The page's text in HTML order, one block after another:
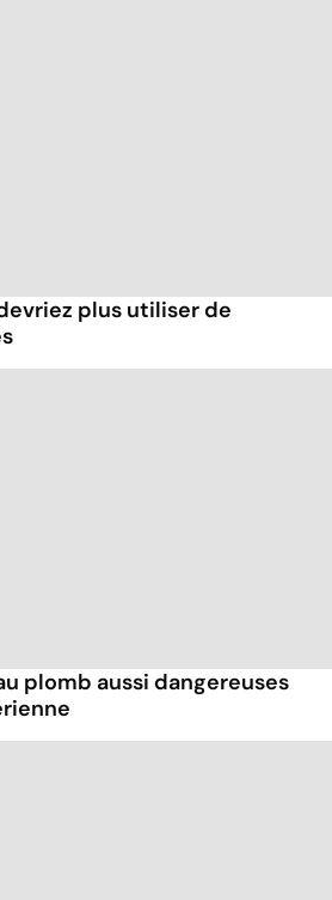
plus utiliser de
plomb aussi dangereuses